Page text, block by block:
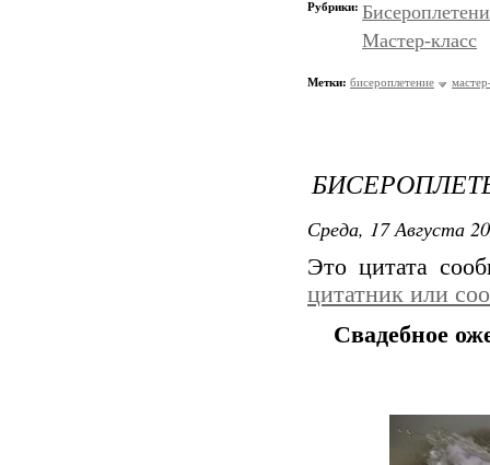
Рубрики:
Мастер-класс
Метки: бисероплетение
Среда, 17 Августа
Это цитата
цитатник или
Свадебное